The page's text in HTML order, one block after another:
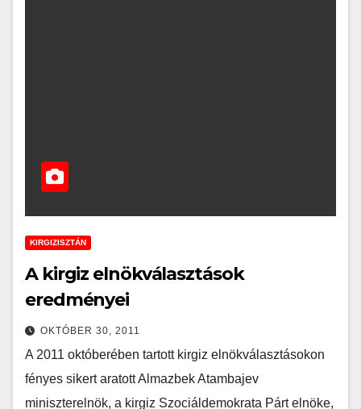
KIRGIZISZTÁN
A kirgiz elnökválasztások
eredményei
OKTÓBER 30, 2011
A 2011 októberében tartott kirgiz elnökválasztásokon
fényes sikert aratott Almazbek Atambajev
miniszterelnök, a kirgiz Szociáldemokrata Párt elnöke,